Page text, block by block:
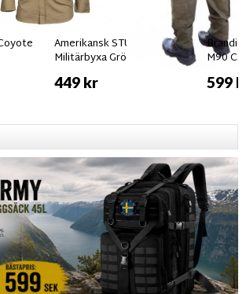
Amerikansk STURM USMC
Militärbyxa Grön
449 kr
Brandit
M90
599